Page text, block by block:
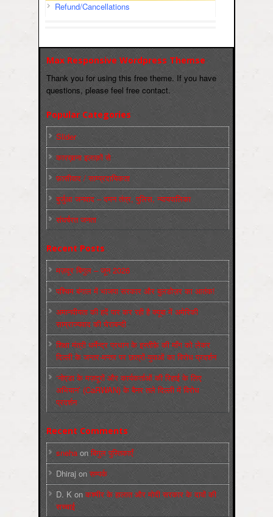
Refund/Cancellations
Max Responsive Wordpress Themse
Thank you for using this free theme. If you have
questions, please feel free contact.
Popular Categories
Slider
कारख़ाना इलाक़ों से
फ़ासीवाद / साम्‍प्रदायिकता
बुर्जुआ जनवाद – दमन तंत्र, पुलिस, न्‍यायपालिका
संघर्षरत जनता
Recent Posts
मज़दूर बिगुल – जून 2026
पश्चिम बंगाल में भाजपा सरकार और बुलडोज़र का आतंक!
अमानवीयता की हदें पार कर रही है क्यूबा में अमेरिकी
साम्राज्यवाद की घेराबन्दी
शिक्षा मंत्री धर्मेन्द्र प्रधान के इस्तीफ़े की माँग को लेकर
दिल्ली के जन्तर-मन्तर पर छात्रों-युवाओं का विरोध प्रदर्शन
‘नोएडा के मज़दूरों और कार्यकर्ताओं की रिहाई के लिए
अभियान’ (CaRWAN) के बैनर तले दिल्ली में विरोध
प्रदर्शन
Recent Comments
sneha on बिगुल पुस्तिकाएँ
Dhiraj on सम्पर्क
D. K on कश्मीर के हालात और मोदी सरकार के दावों की
सच्चाई